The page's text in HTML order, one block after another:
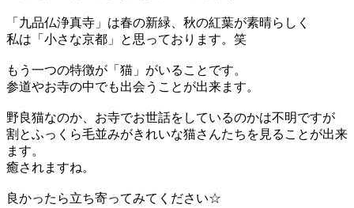
「九品仏浄真寺」は春の新緑、秋の紅葉が素晴らしく
私は「小さな京都」と思っております。笑
もう一つの特徴が「猫」がいることです。
参道やお寺の中でも出会うことが出来ます。
野良猫なのか、お寺でお世話をしているのかは不明ですが
割とふっくら毛並みがきれいな猫さんたちを見ることが出来
ます。
癒されますね。
良かったら立ち寄ってみてください☆